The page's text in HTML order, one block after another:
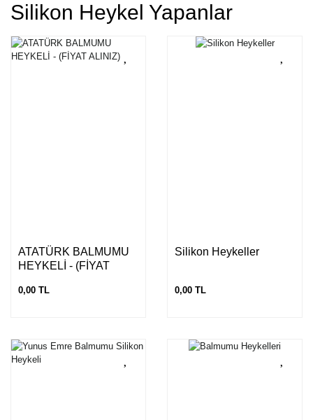
Silikon Heykel Yapanlar
ATATÜRK BALMUMU
HEYKELİ - (FİYAT
0,00 TL
Silikon Heykeller
0,00 TL